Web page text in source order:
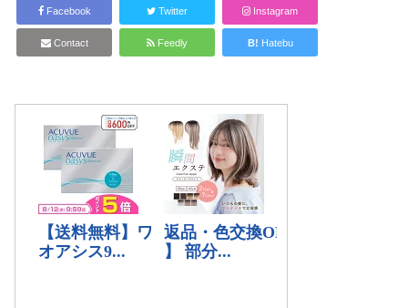
Facebook Twitter Instagram
Contact Feedly B! Hatebu